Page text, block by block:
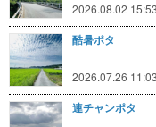
2026.08.02 15:53
酷暑ポタ
2026.07.26 11:03
連チャンポタ